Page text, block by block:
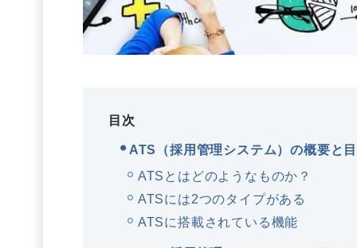
目次
ATS（採用管理システム）の概要と
ATSとはどのようなものか？
ATSには2つのタイプがある
ATSに搭載されている機能